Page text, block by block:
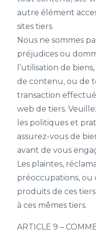
autre élément
sites tiers.
Nous ne sommes
préjudices ou
l’utilisation de
de contenu, ou de
transaction
web de tiers.
les politiques et
assurez-vous de
avant de vous
Les plaintes,
préoccupations, ou
produits de ces
à ces mêmes tiers.
ARTICLE 9 –